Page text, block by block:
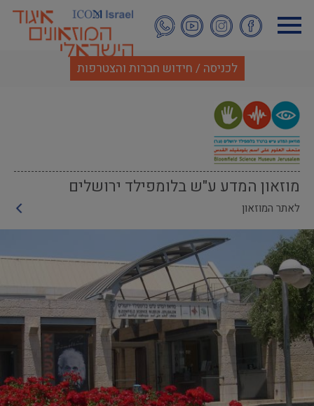
לתוכן
העיקרי
לכניסה / חידוש חברות והצטרפות
מוזאון המדע ע"ש בלומפילד ירושלים
לאתר המוזאון